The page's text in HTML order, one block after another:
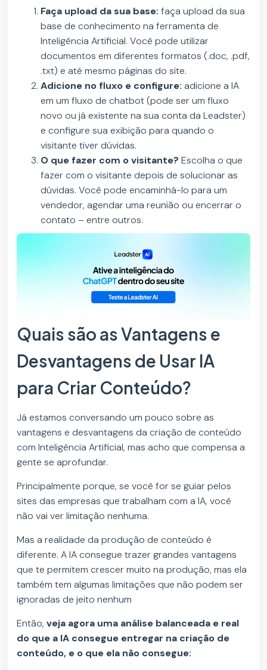
Faça upload da sua base:faça upload da sua
base de conhecimento na ferramenta de
Inteligência Artificial. Você pode utilizar
documentos em diferentes formatos (.doc, .pdf,
.txt) e até mesmo páginas do site.
Adicione no fluxo e configure:adicione a IA
em um fluxo de chatbot (pode ser um fluxo
novo ou já existente na sua conta da Leadster)
e configure sua exibição para quando o
visitante tiver dúvidas.
O que fazer com o visitante?Escolha o que
fazer com o visitante depois de solucionar as
dúvidas. Você pode encaminhá-lo para um
vendedor, agendar uma reunião ou encerrar o
contato – entre outros.
Quais são as Vantagens e
Desvantagens de Usar IA
para Criar Conteúdo?
Já estamos conversando um pouco sobre as
vantagens e desvantagens da criação de conteúdo
com Inteligência Artificial, mas acho que compensa a
gente se aprofundar.
Principalmente porque, se você for se guiar pelos
sites das empresas que trabalham com a IA, você
não vai ver limitação nenhuma.
Mas a realidade da produção de conteúdo é
diferente. A IA consegue trazer grandes vantagens
que te permitem crescer muito na produção, mas ela
também tem algumas limitações que não podem ser
ignoradas de jeito nenhum
Então,veja agora uma análise balanceada e real
do que a IA consegue entregar na criação de
conteúdo, e o que ela não consegue: